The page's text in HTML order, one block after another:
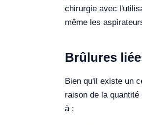
chirurgie avec
même les
Brûlures
Bien qu'il existe un
raison de la
à :